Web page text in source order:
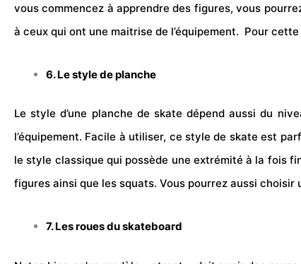
vous commencez à apprendre des figures, vous
à ceux qui ont une maitrise de l’équipement. Pour
6. Le style de planche
Le style d’une planche de skate dépend aussi du
l’équipement. Facile à utiliser, ce style de skate est
le style classique qui possède une extrémité à la fois
figures ainsi que les squats. Vous pourrez aussi
7. Les roues du skateboard